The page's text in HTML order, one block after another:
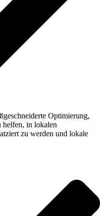
Optimierung,
helfen, in lokalen
zu werden und lokale